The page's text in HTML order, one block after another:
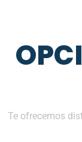
Te ofrecemos